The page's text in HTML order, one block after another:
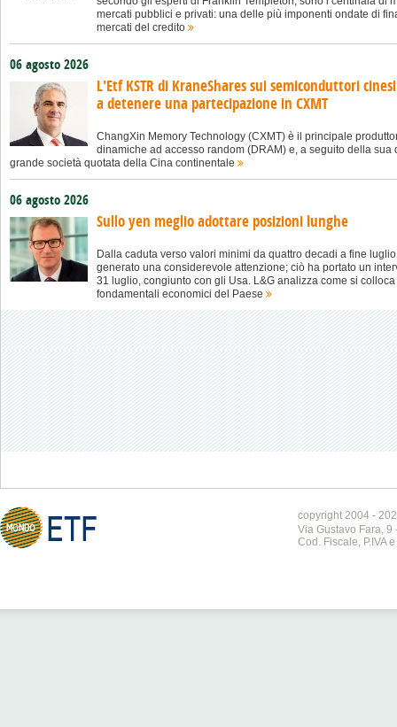
mercati pubblici e privati: una delle più imponenti ondate di
mercati del credito
06 agosto 2026
L'Etf KSTR di KraneShares sui semiconduttori
a detenere una partecipazione in CXMT
ChangXin Memory Technology (CXMT) è il principale
dinamiche ad accesso random (DRAM) e, a seguito della sua
grande società quotata della Cina continentale
06 agosto 2026
Sullo yen meglio adottare posizioni lunghe
Dalla caduta verso valori minimi da quattro decadi a fine
generato una considerevole attenzione; ciò ha portato un
31 luglio, congiunto con gli Usa. L&G analizza come si
fondamentali economici del Paese
copyright 2004 -
Via Gustavo Fara, 9
Cod. Fiscale, P.IVA